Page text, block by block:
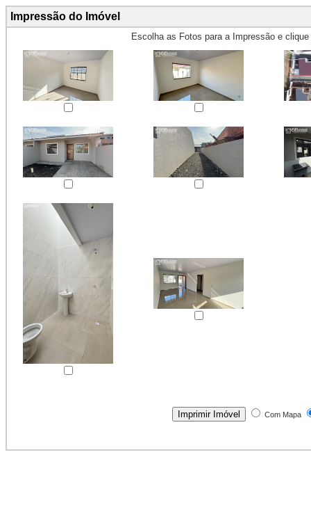
Impressão do Imóvel
Escolha as Fotos para a Impressão e clique
Com Mapa